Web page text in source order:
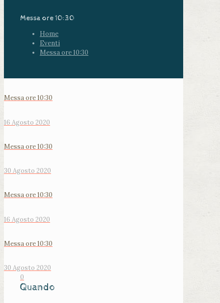
Messa ore 10:30
Home
Eventi
Messa ore 10:30
Messa ore 10:30
16 Agosto 2020
Messa ore 10:30
30 Agosto 2020
Messa ore 10:30
16 Agosto 2020
Messa ore 10:30
30 Agosto 2020
0
Quando